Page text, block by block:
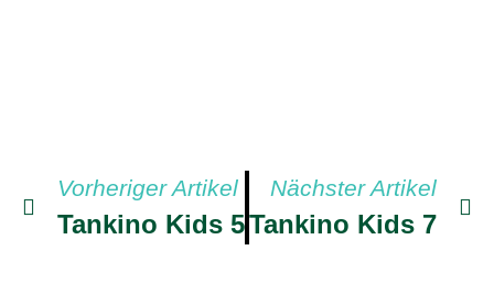
Vorheriger Artikel
Tankino Kids 5
Nächster Artikel
Tankino Kids 7